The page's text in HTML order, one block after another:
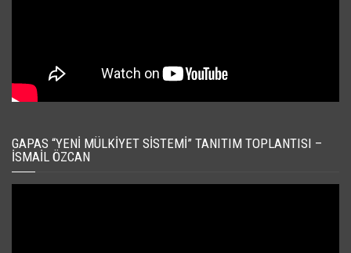
GAPAS “YENI MÜLKIYET SISTEMI” TANITIM TOPLANTISI –
İSMAIL ÖZCAN